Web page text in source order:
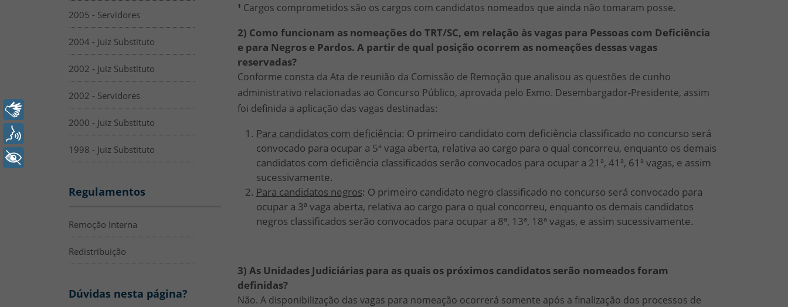
2005 - Servidores
2004 - Juiz Substituto
2002 - Juiz Substituto
2002 - Servidores
2000 - Juiz Substituto
1998 - Juiz Substituto
Regulamentos
Remoção Interna
Redistribuição
Dúvidas nesta página?
¹ Cargos comprometidos são os cargos com candidatos nomeados que ainda não tomaram posse.
2) Como funcionam as nomeações do TRT/SC, em relação às vagas para Pessoas com Deficiência
e para Negros e Pardos. A partir de qual posição ocorrem as nomeações dessas vagas
reservadas?
Conforme consta da Ata de reunião da Comissão de Remoção que analisou as questões de cunho
administrativo relacionadas ao Concurso Público, aprovada pelo Exmo. Desembargador-Presidente, assim
foi definida a aplicação das vagas destinadas:
Para candidatos com deficiência: O primeiro candidato com deficiência classificado no concurso será
convocado para ocupar a 5ª vaga aberta, relativa ao cargo para o qual concorreu, enquanto os demais
candidatos com deficiência classificados serão convocados para ocupar a 21ª, 41ª, 61ª vagas, e assim
sucessivamente.
Para candidatos negros: O primeiro candidato negro classificado no concurso será convocado para
ocupar a 3ª vaga aberta, relativa ao cargo para o qual concorreu, enquanto os demais candidatos
negros classificados serão convocados para ocupar a 8ª, 13ª, 18ª vagas, e assim sucessivamente.
3) As Unidades Judiciárias para as quais os próximos candidatos serão nomeados foram
definidas?
Não. A disponibilização das vagas para nomeação ocorrerá somente após a finalização dos processos de
+ Acessibilidade